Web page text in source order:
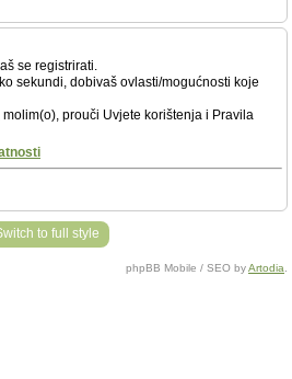
se registrirati.
sekundi, dobivaš ovlasti/mogućnosti koje
prouči Uvjete korištenja i Pravila
to full style
phpBB Mobile / SEO byArtodia